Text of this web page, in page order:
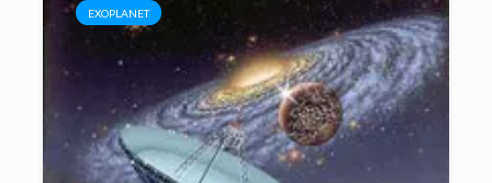
EXOPLANET